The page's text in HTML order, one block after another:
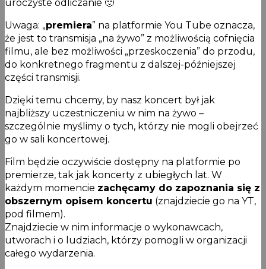
uroczyste odliczanie 🙂
Uwaga: „premiera” na platformie You Tube oznacza,
że jest to transmisja „na żywo” z możliwością cofnięcia
filmu, ale bez możliwości „przeskoczenia” do przodu,
do konkretnego fragmentu z dalszej-późniejszej
części transmisji.
Dzięki temu chcemy, by nasz koncert był jak
najbliższy uczestniczeniu w nim na żywo –
szczególnie myślimy o tych, którzy nie mogli obejrzeć
go w sali koncertowej.
Film będzie oczywiście dostępny na platformie po
premierze, tak jak koncerty z ubiegłych lat. W
każdym momencie zachęcamy do zapoznania się z
obszernym opisem koncertu (znajdziecie go na YT,
pod filmem).
Znajdziecie w nim informacje o wykonawcach,
utworach i o ludziach, którzy pomogli w organizacji
całego wydarzenia.